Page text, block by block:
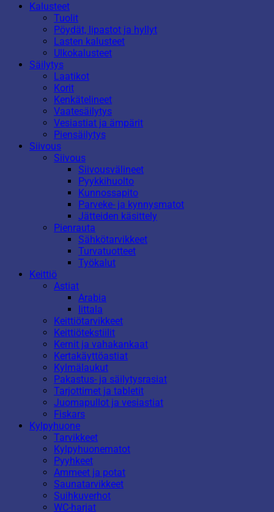
Kalusteet
Tuolit
Pöydät, lipastot ja hyllyt
Lasten kalusteet
Ulkokalusteet
Säilytys
Laatikot
Korit
Kenkätelineet
Vaatesäilytys
Vesiastiat ja ämpärit
Piensäilytys
Siivous
Siivous
Siivousvälineet
Pyykkihuolto
Kunnossapito
Parveke- ja kynnysmatot
Jätteiden käsittely
Pienrauta
Sähkötarvikkeet
Turvatuotteet
Työkalut
Keittiö
Astiat
Arabia
Iittala
Keittiötarvikkeet
Keittiötekstiilit
Kernit ja vahakankaat
Kertakäyttöastiat
Kylmälaukut
Pakastus- ja säilytysrasiat
Tarjottimet ja tabletit
Juomapullot ja vesiastiat
Fiskars
Kylpyhuone
Tarvikkeet
Kylpyhuonematot
Pyyhkeet
Ammeet ja potat
Saunatarvikkeet
Suihkuverhot
WC-harjat